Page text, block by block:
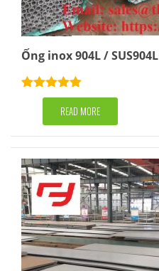
Ống inox 904L / SUS904L
Rated5.00
out of 5READ MORE